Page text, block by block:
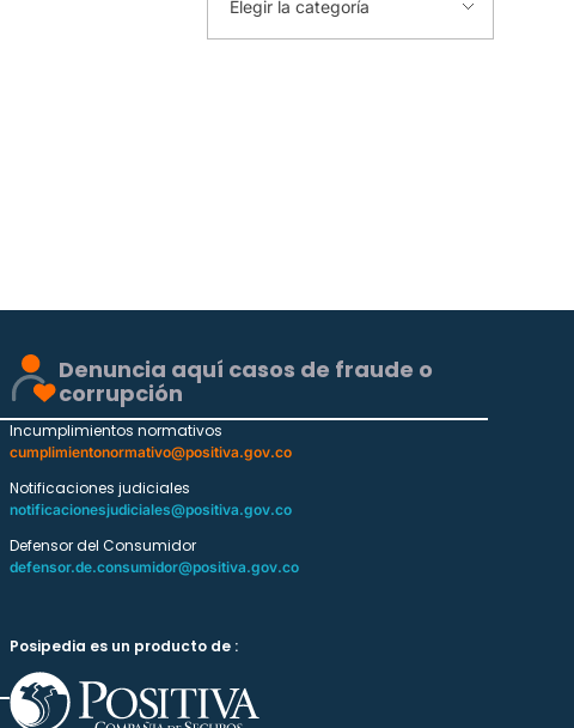
Denuncia aquí casos de fraude o
corrupción
Incumplimientos normativos
cumplimientonormativo@positiva.gov.co
Notificaciones judiciales
notificacionesjudiciales@positiva.gov.co
Defensor del Consumidor
defensor.de.consumidor@positiva.gov.co
Posipedia es un producto de :